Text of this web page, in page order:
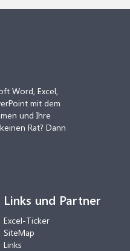
Word, Excel,
mit dem
und Ihre
Rat? Dann
Links und Partner
Excel-Ticker
SiteMap
Links